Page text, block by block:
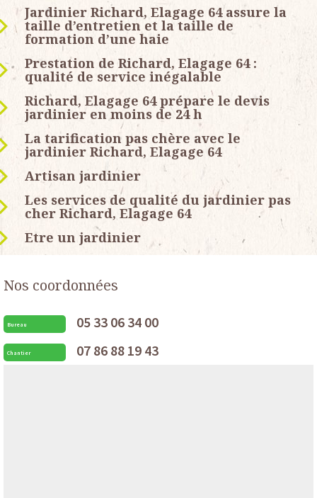
Jardinier Richard, Elagage 64 assure la
taille d’entretien et la taille de
formation d’une haie
Prestation de Richard, Elagage 64 :
qualité de service inégalable
Richard, Elagage 64 prépare le devis
jardinier en moins de 24 h
La tarification pas chère avec le
jardinier Richard, Elagage 64
Artisan jardinier
Les services de qualité du jardinier pas
cher Richard, Elagage 64
Etre un jardinier
Nos coordonnées
Bureau 05 33 06 34 00
Chantier 07 86 88 19 43